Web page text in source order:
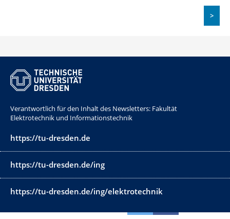
>
Verantwortlich für den Inhalt des Newsletters: Fakultät
Elektrotechnik und Informationstechnik
https://tu-dresden.de
https://tu-dresden.de/ing
https://tu-dresden.de/ing/elektrotechnik